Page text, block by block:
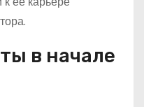
в начале